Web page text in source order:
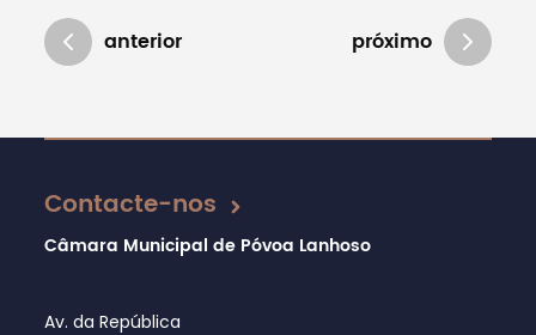
anterior próximo
Atualizado em 16/12/2024
Contacte-nos
Câmara Municipal de Póvoa Lanhoso
Av. da República